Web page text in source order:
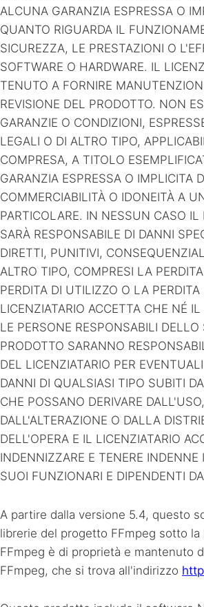
ALCUNA GARANZIA ESPRESSA O
QUANTO RIGUARDA IL
SICUREZZA, LE PRESTAZIONI O
SOFTWARE O HARDWARE. IL
TENUTO A FORNIRE
REVISIONE DEL PRODOTTO. NON
GARANZIE O CONDIZIONI,
LEGALI O DI ALTRO TIPO,
COMPRESA, A TITOLO
GARANZIA ESPRESSA O IMPLICITA
COMMERCIABILITÀ O IDONEITÀ A
PARTICOLARE. IN NESSUN CASO IL
SARÀ RESPONSABILE DI DANNI
DIRETTI, PUNITIVI,
ALTRO TIPO, COMPRESI LA
PERDITA DI UTILIZZO O LA PERDITA
LICENZIATARIO ACCETTA CHE NÉ
LE PERSONE RESPONSABILI
PRODOTTO SARANNO
DEL LICENZIATARIO PER
DANNI DI QUALSIASI TIPO SUBITI
CHE POSSANO DERIVARE DALL'USO,
DALL'ALTERAZIONE O DALLA
DELL'OPERA E IL LICENZIATARIO
INDENNIZZARE E TENERE
SUOI FUNZIONARI E DIPENDENTI
A partire dalla versione 5.4, questo
librerie del progetto FFmpeg sotto la
FFmpeg è di proprietà e mantenuto
FFmpeg, che si trova all'indirizzo